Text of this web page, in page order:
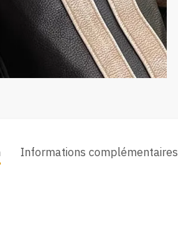
Informations complémentaires